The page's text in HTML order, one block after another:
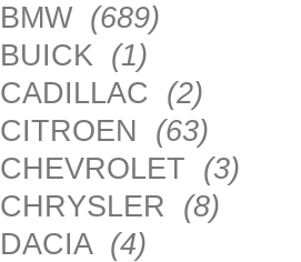
BMW (689)
BUICK (1)
CADILLAC (2)
CITROEN (63)
CHEVROLET (3)
CHRYSLER (8)
DACIA (4)